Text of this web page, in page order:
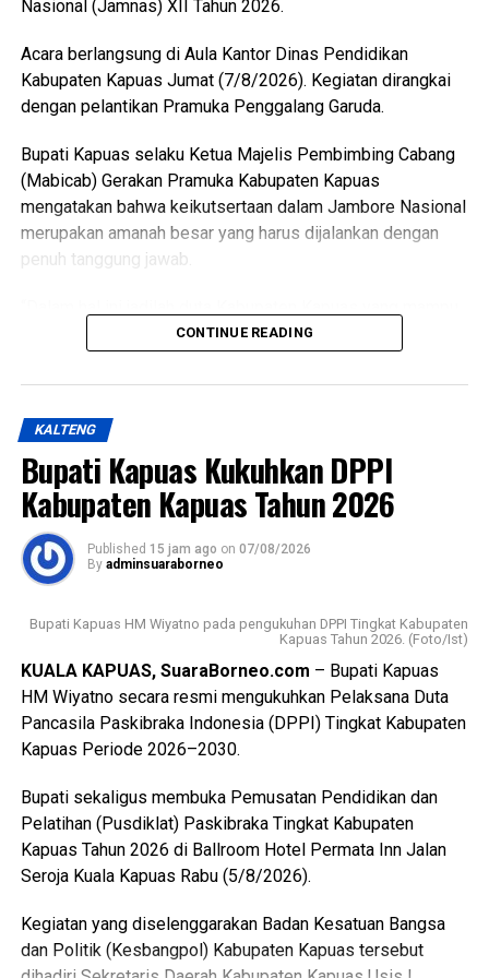
antaranya perbedaan data antar instansi perubahan
“Oleh karena itu terkait hal tersebut kami menyepakati data
final LP2B data LCP2B menyempurnakan Raperda melalui
(Ujg/SB)
Views: 9
Bagikan ke
Messenger 0 Twitter/X 0
Nasional (Jamnas) XII Tahun 2026.
Acara berlangsung di Aula Kantor Dinas Pendidikan
Kabupaten Kapuas Jumat (7/8/2026). Kegiatan dirangkai
dengan pelantikan Pramuka Penggalang Garuda.
Bupati Kapuas selaku Ketua Majelis Pembimbing Cabang
(Mabicab) Gerakan Pramuka Kabupaten Kapuas
mengatakan bahwa keikutsertaan dalam Jambore Nasional
merupakan amanah besar yang harus dijalankan dengan
penuh tanggung jawab.
menunjukkan sikap disiplin, sopan santun semangat
dan Dasa Dharma Pramuka,” ujarnya.
Ia mengatakan pembentukan karakter tersebut selaras
dengan penetapan predikat Pramuka Penggalang Garuda.
Oleh karena itu melalui pembinaan ketat para anggota yang
dilantik diharapkan mampu menjadi teladan.
Sementara itu Ketua Kwartir Cabang (Kwarcab) Gerakan
Pramuka Kapuas Suwarno Muriyat mengatakan pelantikan
Pramuka Penggalang Garuda ini menjadi sejarah baru
karena merupakan yang pertama kali dilaksanakan di
Kabupaten Kapuas setelah para peserta melampaui
serangkaian ujian ketat.
Ia menyebutkan ada sebanyak 47 anggota kontingen yang
diberangkatkan menuju Bumi Perkemahan dan Graha
Wisata (Buperta) Cibubur Jakarta, untuk mengikuti agenda
Jamnas pada 13–23 Agustus 2026.
“Mereka akan bergabung dengan Pramuka Penggalang se-
Indonesia menurut informasi juga hadir Pramuka se-Asia
Tenggara. Ini merupakan hal positif bagi perkembangan
anak-anak terutama duta Pramuka Kabupaten Kapuas,”
CONTINUE READING
KALTENG
Bupati Kapuas Kukuhkan DPPI
Kabupaten Kapuas Tahun 2026
Published 15 jam ago on 07/08/2026
By adminsuaraborneo
Bupati Kapuas HM Wiyatno pada pengukuhan DPPI Tingkat Kabupaten
Kapuas Tahun 2026. (Foto/Ist)
KUALA KAPUAS, SuaraBorneo.com – Bupati Kapuas
HM Wiyatno secara resmi mengukuhkan Pelaksana Duta
Pancasila Paskibraka Indonesia (DPPI) Tingkat Kabupaten
Kapuas Periode 2026–2030.
Bupati sekaligus membuka Pemusatan Pendidikan dan
Pelatihan (Pusdiklat) Paskibraka Tingkat Kabupaten
Kapuas Tahun 2026 di Ballroom Hotel Permata Inn Jalan
Seroja Kuala Kapuas Rabu (5/8/2026).
Kegiatan yang diselenggarakan Badan Kesatuan Bangsa
dan Politik (Kesbangpol) Kabupaten Kapuas tersebut